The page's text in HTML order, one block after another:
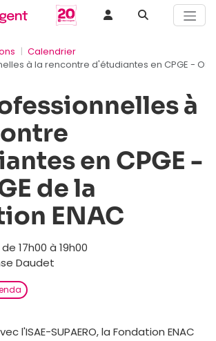
Calendrier
à la rencontre d'étudiantes en CPGE - OSE
à
en CPGE -
de la
ENAC
17h00 à 19h00
Daudet
l'ISAE-SUPAERO, la Fondation ENAC